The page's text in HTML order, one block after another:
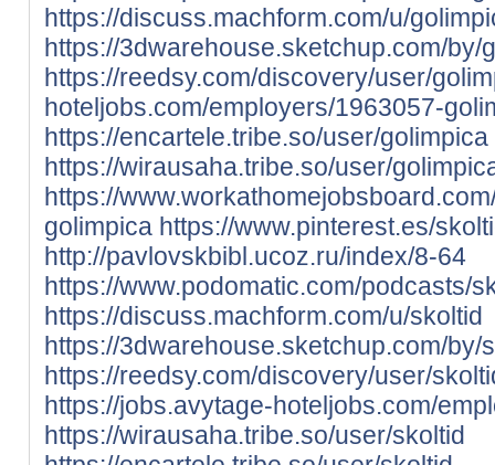
https://discuss.machform.com/u/
https://3dwarehouse.sketchup.com/by/
https://reedsy.com/discovery/user/
hoteljobs.com/employers/1963057-
https://encartele.tribe.so/user/golimpica
https://wirausaha.tribe.so/user/
https://
golimpica https://www.pinterest.es/
http://pavlovskbibl.ucoz.ru/index/8-64
https://www.podomatic.com/podcasts/
https://discuss.machform.com/u/skoltid
https://3dwarehouse.sketchup.com/by/
https://reedsy.com/discovery/user/
https://jobs.avytage-hoteljobs.com/
https://wirausaha.tribe.so/user/skoltid